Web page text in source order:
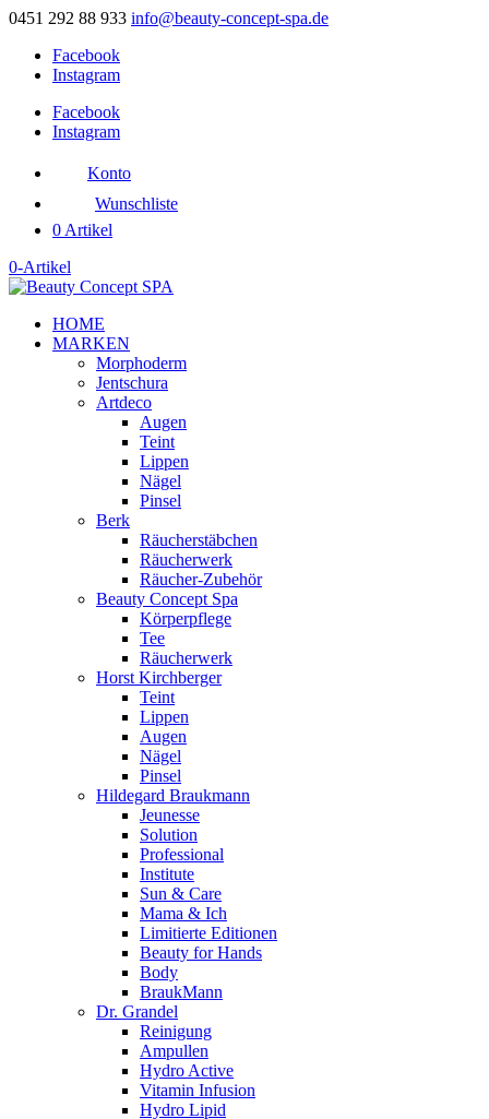
0451 292 88 933 info@beauty-concept-spa.de
Facebook
Instagram
Facebook
Instagram
Konto
Wunschliste
0 Artikel
0-Artikel
HOME
MARKEN
Morphoderm
Jentschura
Artdeco
Augen
Teint
Lippen
Nägel
Pinsel
Berk
Räucherstäbchen
Räucherwerk
Räucher-Zubehör
Beauty Concept Spa
Körperpflege
Tee
Räucherwerk
Horst Kirchberger
Teint
Lippen
Augen
Nägel
Pinsel
Hildegard Braukmann
Jeunesse
Solution
Professional
Institute
Sun & Care
Mama & Ich
Limitierte Editionen
Beauty for Hands
Body
BraukMann
Dr. Grandel
Reinigung
Ampullen
Hydro Active
Vitamin Infusion
Hydro Lipid